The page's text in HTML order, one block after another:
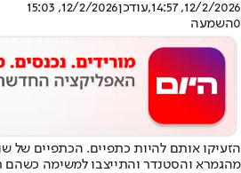
12/2/2026, 14:57
,עודכן12/2/2026, 15:03
0השמעה
הזעיקו אותם להיות כתפיים. הכתפיים של